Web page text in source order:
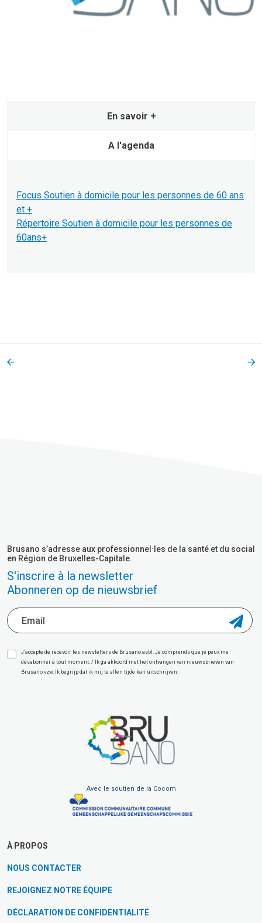
En savoir +
A l'agenda
Focus Soutien à domicile pour les personnes de 60 ans
et +
Répertoire Soutien à domicile pour les personnes de
60ans+
Brusano s’adresse aux professionnel·les de la santé et du social
en Région de Bruxelles-Capitale.
S'inscrire à la newsletter
Abonneren op de nieuwsbrief
J’accepte de recevoir les newsletters de Brusano asbl. Je comprends que je peux me
désabonner à tout moment. / Ik ga akkoord met het ontvangen van nieuwsbrieven van
Brusano vzw. Ik begrijp dat ik mij te allen tijde kan uitschrijven.
Avec le soutien de la Cocom
À PROPOS
NOUS CONTACTER
REJOIGNEZ NOTRE ÉQUIPE
DÉCLARATION DE CONFIDENTIALITÉ